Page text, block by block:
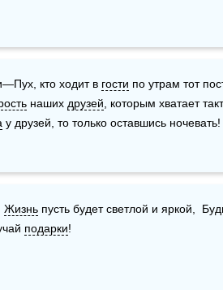
кто ходит в гости по утрам тот
наших друзей , которым хватает
у друзей, то только оставшись
Жизнь пусть будет светлой и яркой,
подарки!